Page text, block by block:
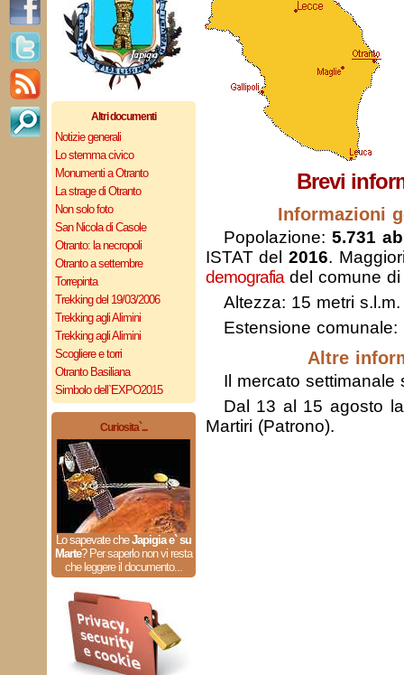
Altri documenti
Notizie generali
Lo stemma civico
Monumenti a Otranto
La strage di Otranto
Non solo foto
San Nicola di Casole
Otranto: la necropoli
Otranto a settembre
Torrepinta
Trekking del 19/03/2006
Trekking agli Alimini
Trekking agli Alimini
Scogliere e torri
Otranto Basiliana
Simbolo dell`EXPO2015
Curiosita`...
Lo sapevate cheJapigia e` su
Marte? Per saperlo non vi resta
che leggere il documento...
Brevi
Informazioni
Popolazione: 5.731
ISTAT del2016.
demografiadel comune di
Altezza: 15 metri s.l.m.
Estensione comunale:
Altre
Il mercato
Dal 13 al 15 agosto
Martiri (Patrono).